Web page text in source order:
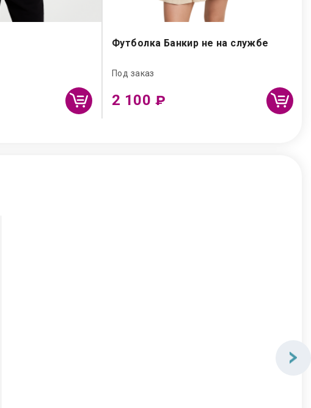
Футболка Банкир не на службе
Под заказ
2 100 ₽